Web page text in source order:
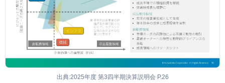
出典:2025年度 第3四半期決算説明会 P.26